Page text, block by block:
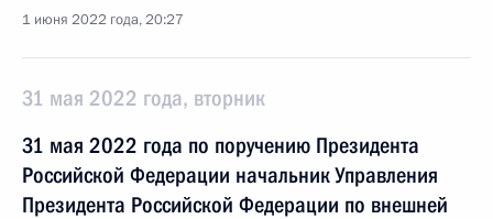
1 июня 2022 года, 20:27
31 мая 2022 года, вторник
31 мая 2022 года по поручению Президента
Российской Федерации начальник Управления
Президента Российской Федерации по внешней